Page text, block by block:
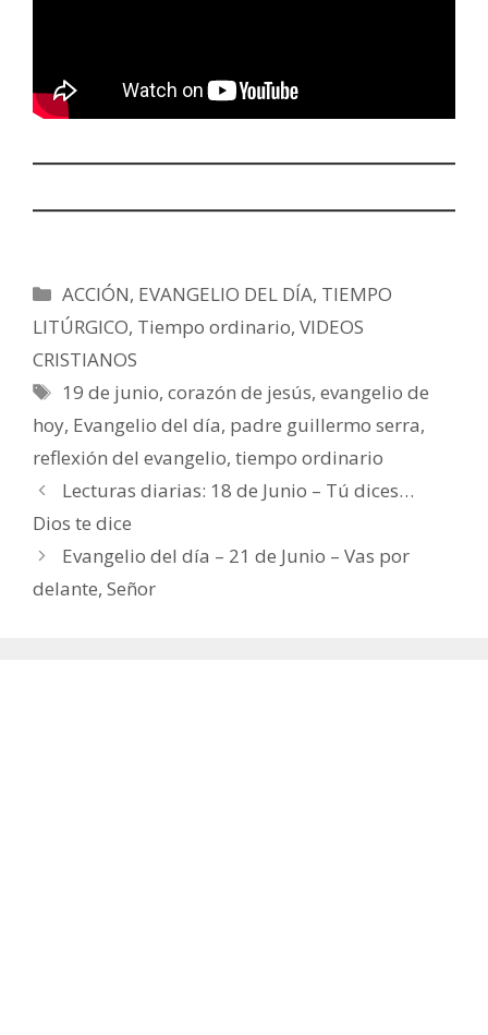
Categorías
ACCIÓN, EVANGELIO DEL DÍA, TIEMPO
LITÚRGICO, Tiempo ordinario, VIDEOS
CRISTIANOS
Etiquetas
19 de junio,corazón de jesús,evangelio de
hoy, Evangelio del día, padre guillermo serra,
reflexión del evangelio, tiempo ordinario
Lecturas diarias: 18 de Junio – Tú dices…
Dios te dice
Evangelio del día – 21 de Junio – Vas por
delante, Señor